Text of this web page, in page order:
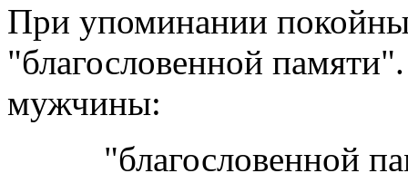
При упоминании
"благословенной
мужчины:
"благословенной